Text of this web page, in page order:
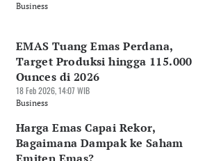
Business
EMAS Tuang Emas Perdana,
Target Produksi hingga 115.000
Ounces di 2026
18 Feb 2026, 14:07 WIB
Business
Harga Emas Capai Rekor,
Bagaimana Dampak ke Saham